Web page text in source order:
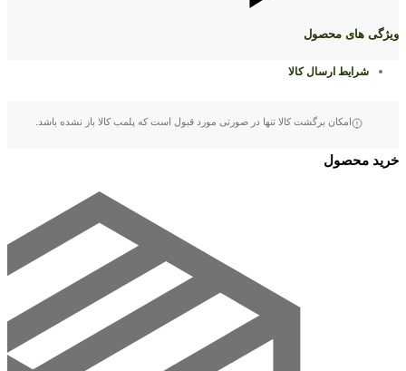
ویژگی های محصول
شرایط ارسال کالا
امکان برگشت کالا تنها در صورتی مورد قبول است که پلمب کالا باز نشده باشد.
خرید محصول